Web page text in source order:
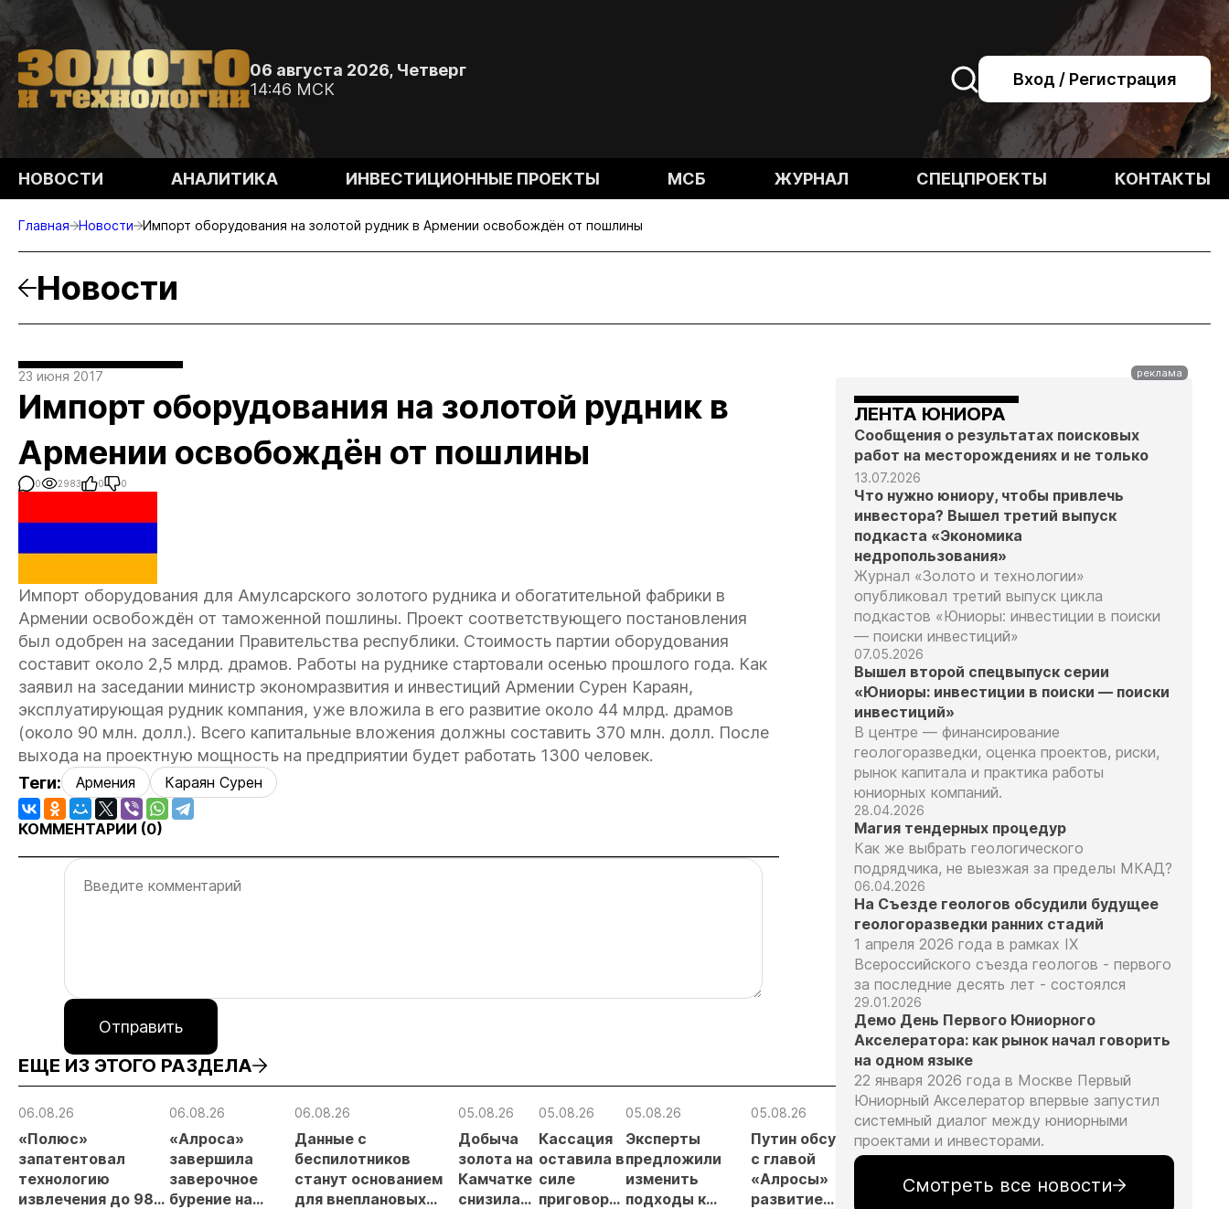
06 августа 2026, Четверг
14:46 МСК
Вход / Регистрация
НОВОСТИ АНАЛИТИКА ИНВЕСТИЦИОННЫЕ ПРОЕКТЫ МСБ ЖУРНАЛ СПЕЦПРОЕКТЫ КОНТАКТЫ
Главная Новости Импорт оборудования на золотой рудник в Армении освобождён от пошлины
Новости
23 июня 2017
Импорт оборудования на золотой рудник в
Армении освобождён от пошлины
0 2983 0 0
Импорт оборудования для Амулсарского золотого рудника и обогатительной фабрики в
Армении освобождён от таможенной пошлины. Проект соответствующего постановления
был одобрен на заседании Правительства республики. Стоимость партии оборудования
составит около 2,5 млрд. драмов. Работы на руднике стартовали осенью прошлого года. Как
заявил на заседании министр экономразвития и инвестиций Армении Сурен Караян,
эксплуатирующая рудник компания, уже вложила в его развитие около 44 млрд. драмов
(около 90 млн. долл.). Всего капитальные вложения должны составить 370 млн. долл. После
выхода на проектную мощность на предприятии будет работать 1300 человек.
Теги:
Армения Караян Сурен
КОММЕНТАРИИ (0)
Отправить
ЕЩЕ ИЗ ЭТОГО РАЗДЕЛА
06.08.26
«Полюс»
запатентовал
технологию
извлечения до 98%
06.08.26
«Алроса»
завершила
заверочное
бурение на
06.08.26
Данные с
беспилотников
станут основанием
для внеплановых
05.08.26
Добыча
золота на
Камчатке
снизилась
05.08.26
Кассация
оставила в
силе
приговор
05.08.26
Эксперты
предложили
изменить
подходы к
05.08.26
Путин обсудил
с главой
«Алросы»
развитие
04.08.26
Продажи
золотых
слитков через
Россельхозбанк
04.08.26
Суд взыскал с
ООО
«ЗапСибЗолото»
ЛЕНТА ЮНИОРА
Сообщения о результатах поисковых
работ на месторождениях и не только
13.07.2026
Что нужно юниору, чтобы привлечь
инвестора? Вышел третий выпуск
подкаста «Экономика
недропользования»
Журнал «Золото и технологии»
опубликовал третий выпуск цикла
подкастов «Юниоры: инвестиции в поиски
— поиски инвестиций»
07.05.2026
Вышел второй спецвыпуск серии
«Юниоры: инвестиции в поиски — поиски
инвестиций»
В центре — финансирование
геологоразведки, оценка проектов, риски,
рынок капитала и практика работы
юниорных компаний.
28.04.2026
Магия тендерных процедур
Как же выбрать геологического
подрядчика, не выезжая за пределы МКАД?
06.04.2026
На Съезде геологов обсудили будущее
геологоразведки ранних стадий
1 апреля 2026 года в рамках IX
Всероссийского съезда геологов - первого
за последние десять лет - состоялся
29.01.2026
Демо День Первого Юниорного
Акселератора: как рынок начал говорить
на одном языке
22 января 2026 года в Москве Первый
Юниорный Акселератор впервые запустил
системный диалог между юниорными
проектами и инвесторами.
Смотреть все новости